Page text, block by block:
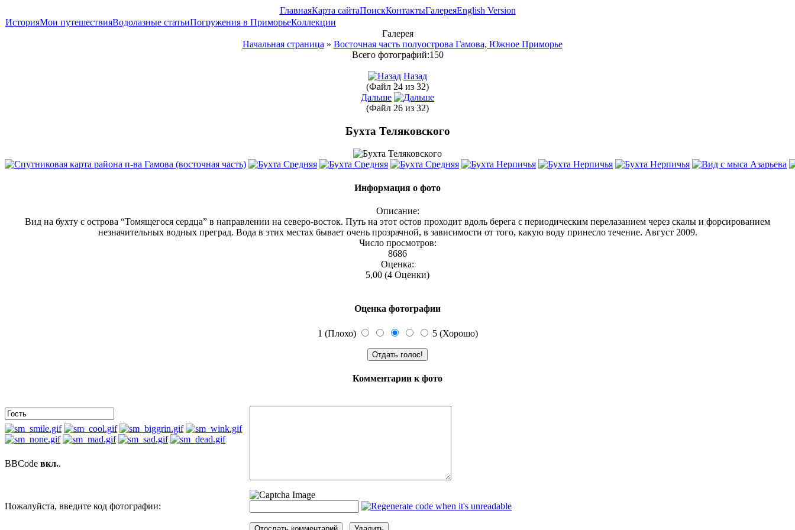
ГлавнаяКарта сайтаПоискКонтактыГалереяEnglish Version
ИсторияМои путешествияВодолазные статьиПогружения в ПриморьеКоллекции
Галерея
Начальная страница » Восточная часть полуострова Гамова, Южное Приморье
Всего фотографий:150
Назад
(Файл 24 из 32)
Дальше
(Файл 26 из 32)
Бухта Теляковского
Информация о фото
Описание:
Вид на бухту с острова “Томящегося сердца” в направлении на северо-восток. Путь на этот остов проходит вдоль берега с периодическим перелазанием через скалы и форсированием
незначительных водных преград. Вода в этих местах бывает очень прозрачной, в зависимости от того, какую воду принесло течение. Август 2009.
Число просмотров:
8686
Оценка:
5,00 (4 Оценки)
Оценка фотографии
1 (Плохо) 5 (Хорошо)
Комментарии к фото
BBCode вкл..
Пожалуйста, введите код фотографии: